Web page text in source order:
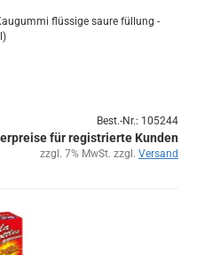
flüs­si­ge saure fül­lung -
Best.-Nr.: 105244
für registrierte Kunden
zzgl. 7% MwSt. zzgl. Versand